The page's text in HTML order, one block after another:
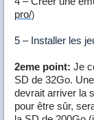
pro/)
5 – Installer les
2eme point: Je
SD de 32Go.
devrait arriver la
pour être sûr,